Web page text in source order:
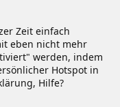
Zeit einfach
eben nicht mehr
werden, indem
Hotspot in
Hilfe?